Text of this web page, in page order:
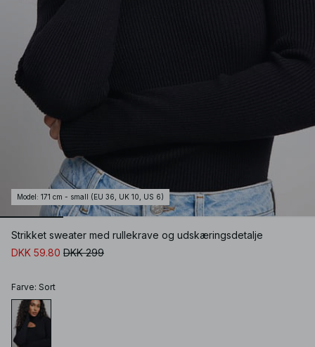
Model : 171 cm - small (EU 36, UK 10, US 6)
Strikket sweater med rullekrave og udskæringsdetalje
DKK 59.80 DKK 299
Farve: Sort